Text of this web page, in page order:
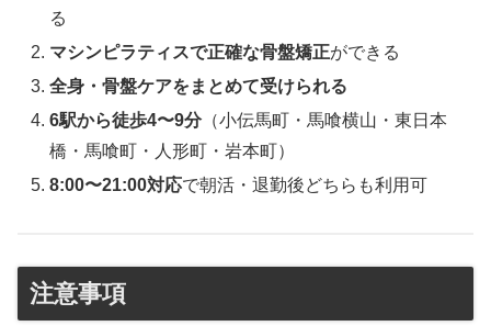
る
マシンピラティスで正確な骨盤矯正ができる
全身・骨盤ケアをまとめて受けられる
6駅から徒歩4〜9分（小伝馬町・馬喰横山・東日本
橋・馬喰町・人形町・岩本町）
8:00〜21:00対応で朝活・退勤後どちらも利用可
注意事項